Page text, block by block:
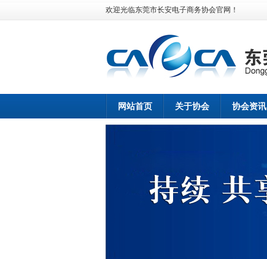
欢迎光临东莞市长安电子商务协会官网！
网站首页 关于协会 协会资讯